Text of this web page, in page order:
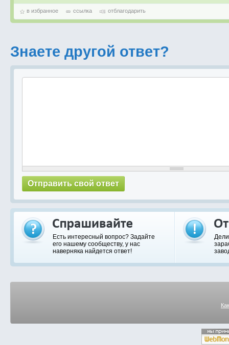
в избранное ссылка отблагодарить
Знаете другой ответ?
Есть интересный вопрос? Задайте
его нашему сообществу, у нас
наверняка найдется ответ!